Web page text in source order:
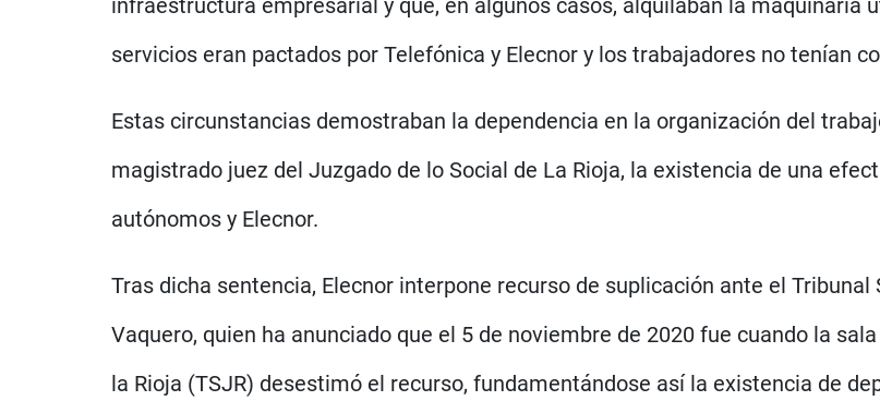
infraestructura empresarial y que, en algunos casos, alquilaban la maquinaria
servicios eran pactados por Telefónica y Elecnor y los trabajadores no tenían
Estas circunstancias demostraban la dependencia en la organización del
magistrado juez del Juzgado de lo Social de La Rioja, la existencia de una
autónomos y Elecnor.
Tras dicha sentencia, Elecnor interpone recurso de suplicación ante el
Vaquero, quien ha anunciado que el 5 de noviembre de 2020 fue cuando la
la Rioja (TSJR) desestimó el recurso, fundamentándose así la existencia de